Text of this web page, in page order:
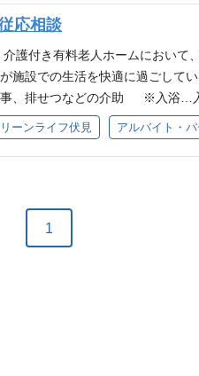
ロア)／夜勤1名(1フロア) × 3フ
任者研修 (4)介護職員実務者研修
者の方は応相談可
応相談
介護付き有料老人ホームにおい
施設での生活を快適に過ごして
事、排せつなどの介助 ※入浴…
名 ・食事準備、清掃などの支援
※施設定員：48名 ※平均介護度
)／夜勤1名(1フロア) × 3フロ
ーンライフ伏見 アルバイト・パ
1